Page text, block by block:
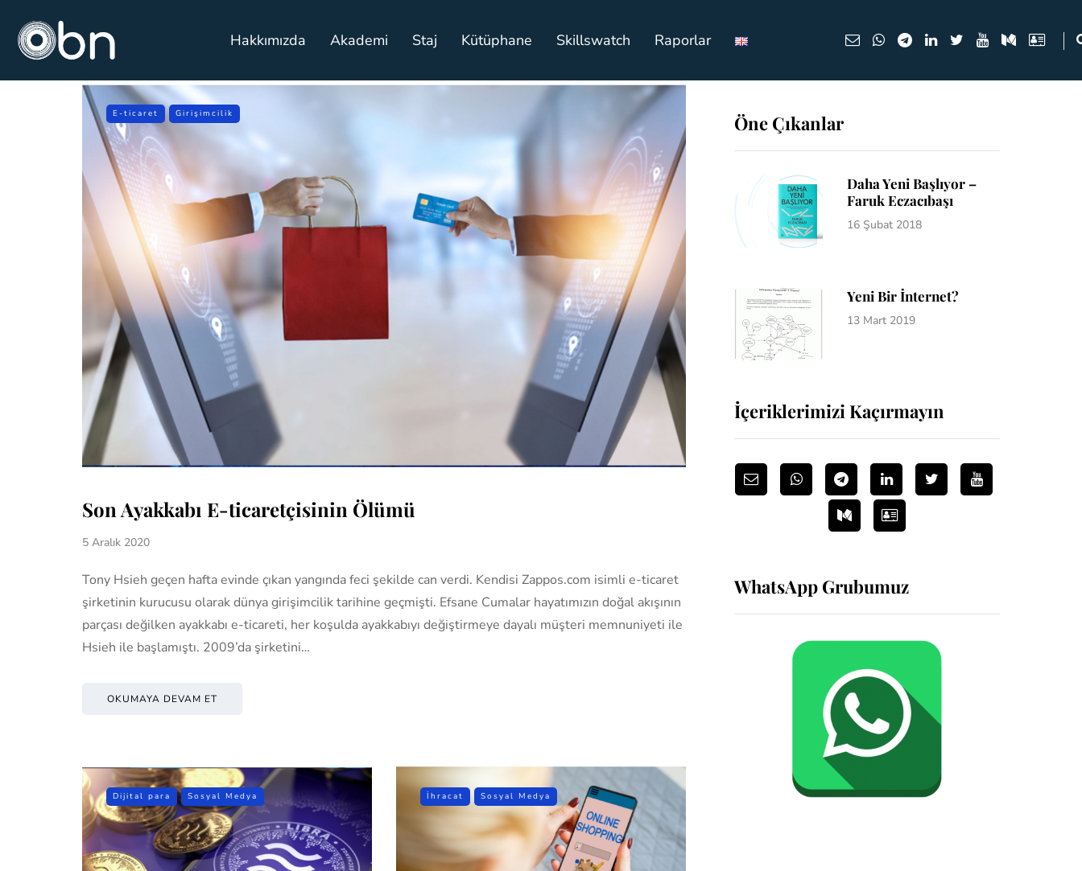
Hakkımızda Akademi Staj Kütüphane Skillswatch Raporlar
E-ticaret Girişimcilik
Son Ayakkabı E-ticaretçisinin Ölümü
5 Aralık 2020
Tony Hsieh geçen hafta evinde çıkan yangında feci şekilde can verdi. Kendisi Zappos.com isimli e-ticaret
şirketinin kurucusu olarak dünya girişimcilik tarihine geçmişti. Efsane Cumalar hayatımızın doğal akışının
parçası değilken ayakkabı e-ticareti, her koşulda ayakkabıyı değiştirmeye dayalı müşteri memnuniyeti ile
Hsieh ile başlamıştı. 2009’da şirketini…
OKUMAYA DEVAM ET
Dijital para Sosyal Medya İhracat Sosyal Medya
Öne Çıkanlar
Daha Yeni Başlıyor –
Faruk Eczacıbaşı
16 Şubat 2018
Yeni Bir İnternet?
13 Mart 2019
İçeriklerimizi Kaçırmayın
WhatsApp Grubumuz